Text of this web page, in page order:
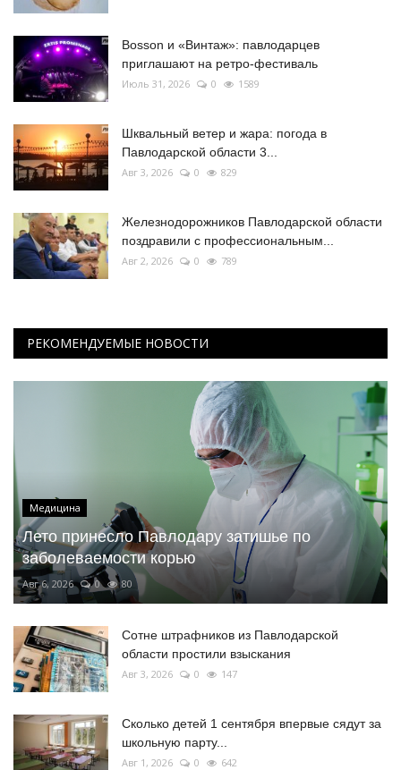
Bosson и «Винтаж»: павлодарцев
приглашают на ретро-фестиваль
Июль 31, 2026 0 1589
Шквальный ветер и жара: погода в
Павлодарской области 3...
Авг 3, 2026 0 829
Железнодорожников Павлодарской области
поздравили с профессиональным...
Авг 2, 2026 0 789
РЕКОМЕНДУЕМЫЕ НОВОСТИ
Медицина
Лето принесло Павлодару затишье по
заболеваемости корью
Авг 6, 2026 0 80
Сотне штрафников из Павлодарской
области простили взыскания
Авг 3, 2026 0 147
Сколько детей 1 сентября впервые сядут за
школьную парту...
Авг 1, 2026 0 642